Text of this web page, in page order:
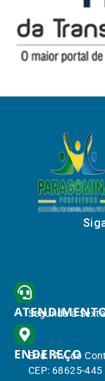
Segunda à
ENDEREÇO
End.: Av. do
CEP: 68625-445